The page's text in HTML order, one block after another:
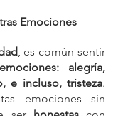
Emociones
, es común sentir
alegría,
e incluso, tristeza.
emociones sin